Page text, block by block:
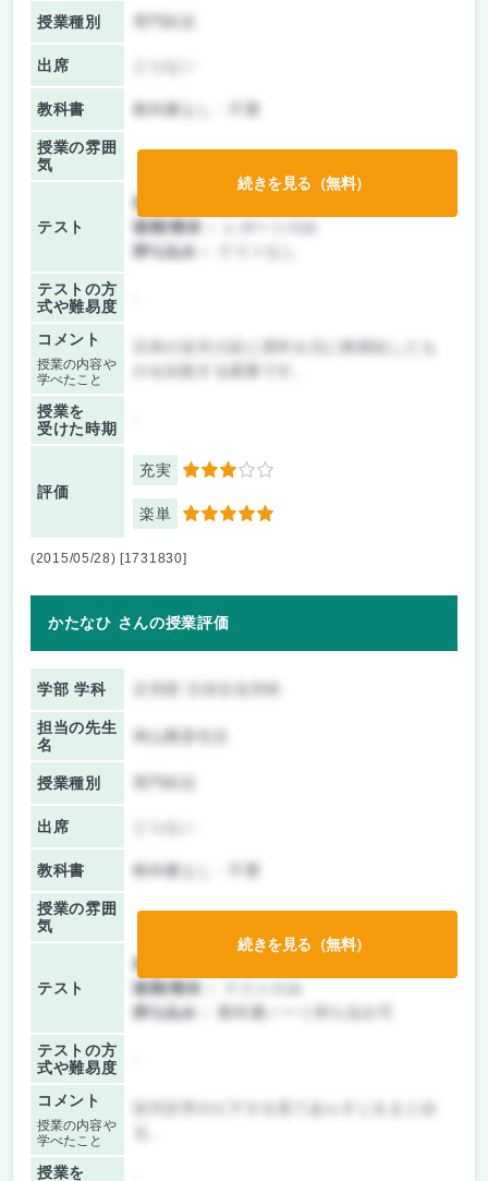
授業種別
出席
教科書 教科書なし・不要
授業の雰囲
気
テスト
前期/中間：
後期/期末：
持ち込み：
テストの方
式や難易度
コメント
授業の内容や
学べたこと
授業を
受けた時期
評価
充実 3
楽単 5
続きを見る（無料）
(2015/05/28) [1731830]
かたなひ さんの授業評価
学部 学科
担当の先生
名
授業種別
出席
教科書 教科書なし・不要
授業の雰囲
気
テスト
前期/中間：
後期/期末：
持ち込み：
教科書ノート持ち込み可
テストの方
式や難易度
コメント
授業の内容や
学べたこと
近代文学のビデオを見てあらすじをまとめ
授業を
続きを見る（無料）